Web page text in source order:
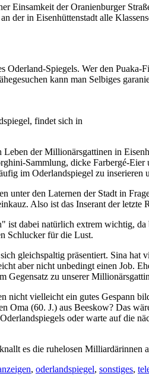
Einsamkeit der Oranienburger
der in Eisenhüttenstadt alle
Oderland-Spiegels. Wer den
kann man Selbiges
findet sich in
der Millionärsgattinen in
Sammlung, dicke Farbergé-
im Oderlandspiegel zu
unter den Laternen der Stadt in
Also ist das Inserant der
ist dabei natürlich extrem wichtig,
Schlucker für die Lust.
gleichspaltig präsentiert. Sina hat
aber nicht unbedingt einen Job.
Gegensatz zu unserer
nicht vielleicht ein gutes Gespann
Oma (60. J.) aus Beeskow? Das
oder warte auf die
es die ruhelosen Milliardärinnen
, oderlandspiegel, sonstiges,